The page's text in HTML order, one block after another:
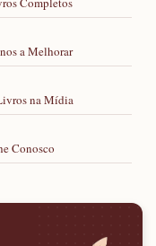
a Melhorar
na Mídia
Conosco